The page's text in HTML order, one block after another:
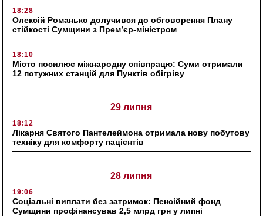
18:28
Олексій Романько долучився до обговорення Плану
стійкості Сумщини з Прем’єр-міністром
18:10
Місто посилює міжнародну співпрацю: Суми отримали
12 потужних станцій для Пунктів обігріву
29 липня
18:12
Лікарня Святого Пантелеймона отримала нову побутову
техніку для комфорту пацієнтів
28 липня
19:06
Соціальні виплати без затримок: Пенсійний фонд
Сумщини профінансував 2,5 млрд грн у липні